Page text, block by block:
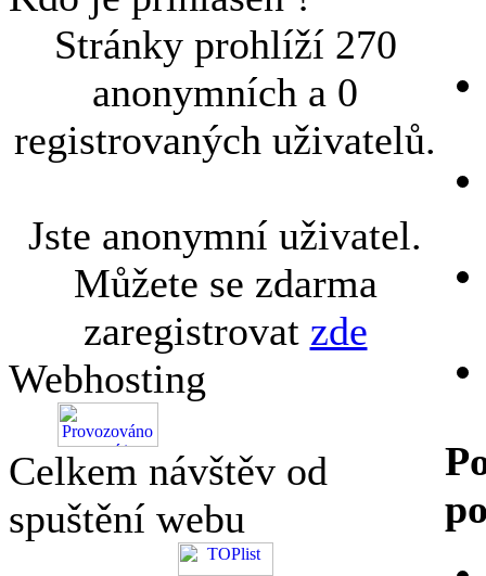
Stránky prohlíží 270
anonymních a 0
registrovaných uživatelů.
Jste anonymní uživatel.
Můžete se zdarma
zaregistrovat zde
Webhosting
Celkem návštěv od
spuštění webu